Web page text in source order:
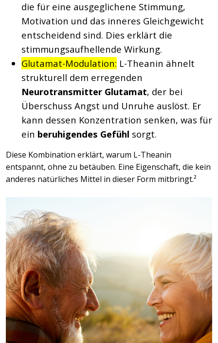
die für eine ausgeglichene Stimmung,
Motivation und das inneres Gleichgewicht
entscheidend sind. Dies erklärt die
stimmungsaufhellende Wirkung.
Glutamat-Modulation: L-Theanin ähnelt
strukturell dem erregenden
Neurotransmitter Glutamat, der bei
Überschuss Angst und Unruhe auslöst. Er
kann dessen Konzentration senken, was für
ein beruhigendes Gefühl sorgt.
Diese Kombination erklärt, warum L-Theanin
entspannt, ohne zu betäuben. Eine Eigenschaft, die kein
anderes natürliches Mittel in dieser Form mitbringt.²